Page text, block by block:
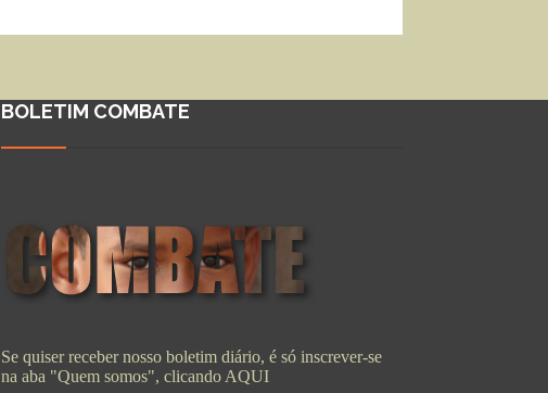
BOLETIM COMBATE
Se quiser receber nosso boletim diário, é só inscrever-se
na aba "Quem somos", clicandoAQUI